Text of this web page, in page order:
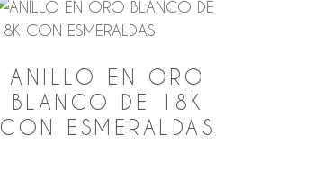
ANILLO EN ORO
BLANCO DE 18K
CON ESMERALDAS